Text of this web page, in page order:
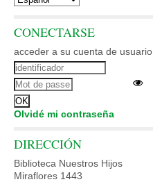
CONECTARSE
acceder a su cuenta de usuario
Olvidé mi contraseña
DIRECCIÓN
Biblioteca Nuestros Hijos
Miraflores 1443